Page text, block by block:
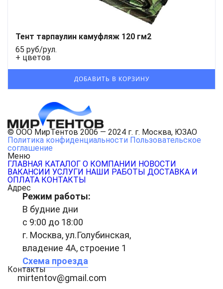
Тент тарпаулин камуфляж 120 гм2
65 руб/рул.
+ цветов
© ООО МирТентов 2006 — 2024 г. г. Москва, ЮЗАО
Политика конфиденциальности Пользовательское
соглашение
Меню
ГЛАВНАЯ КАТАЛОГ О КОМПАНИИ НОВОСТИ
ВАКАНСИИ УСЛУГИ НАШИ РАБОТЫ ДОСТАВКА И
ОПЛАТА КОНТАКТЫ
Адрес
Режим работы:
В будние дни
с 9:00 до 18:00
г. Москва, ул.Голубинская,
владение 4А, строение 1
Схема проезда
Контакты
mirtentov@gmail.com